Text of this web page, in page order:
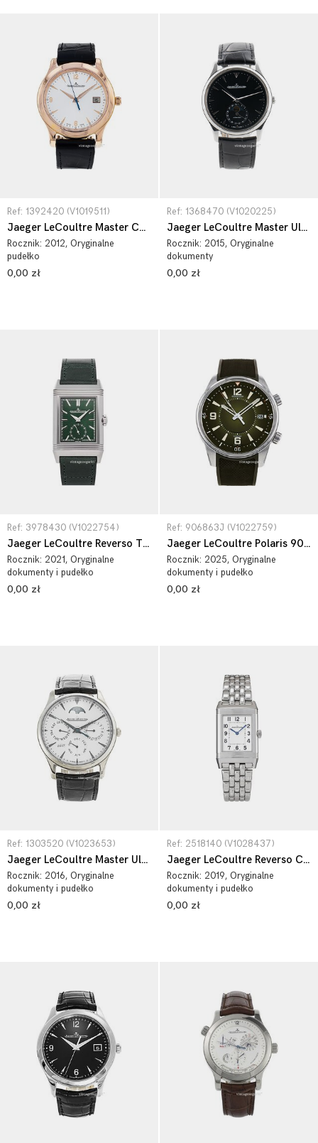
Ref: 1392420 (V1019511)
Jaeger LeCoultre Master Control 1392420
Rocznik: 2012, Oryginalne
pudełko
0,00 zł
Ref: 1368470 (V1020225)
Jaeger LeCoultre Master Ultra Thin Moon Stainless Steel 1368470
Rocznik: 2015, Oryginalne
dokumenty
0,00 zł
Ref: 3978430 (V1022754)
Jaeger LeCoultre Reverso Tribute 3978430
Rocznik: 2021, Oryginalne
dokumenty i pudełko
0,00 zł
Ref: 906863J (V1022759)
Jaeger LeCoultre Polaris 906863J
Rocznik: 2025, Oryginalne
dokumenty i pudełko
0,00 zł
Ref: 1303520 (V1023653)
Jaeger LeCoultre Master Ultra Thin Perpetual White Gold 1303520
Rocznik: 2016, Oryginalne
dokumenty i pudełko
0,00 zł
Ref: 2518140 (V1028437)
Jaeger LeCoultre Reverso Classic 2518140
Rocznik: 2019, Oryginalne
dokumenty i pudełko
0,00 zł